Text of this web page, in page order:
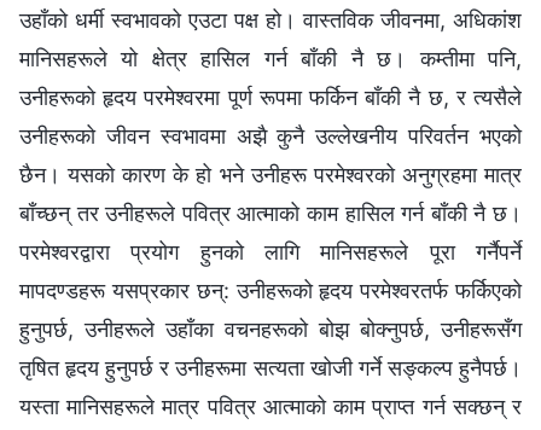
उहाँको धर्मी स्वभावको एउटा पक्ष हो। वास्तविक जीवनमा, अधिकांश
मानिसहरूले यो क्षेत्र हासिल गर्न बाँकी नै छ। कम्तीमा पनि,
उनीहरूको हृदय परमेश्‍वरमा पूर्ण रूपमा फर्किन बाँकी नै छ, र त्यसैले
उनीहरूको जीवन स्वभावमा अझै कुनै उल्लेखनीय परिवर्तन भएको
छैन। यसको कारण के हो भने उनीहरू परमेश्‍वरको अनुग्रहमा मात्र
बाँच्छन् तर उनीहरूले पवित्र आत्माको काम हासिल गर्न बाँकी नै छ।
परमेश्‍वरद्वारा प्रयोग हुनको लागि मानिसहरूले पूरा गर्नैपर्ने
मापदण्डहरू यसप्रकार छन्: उनीहरूको हृदय परमेश्‍वरतर्फ फर्किएको
हुनुपर्छ, उनीहरूले उहाँका वचनहरूको बोझ बोक्‍नुपर्छ, उनीहरूसँग
तृषित हृदय हुनुपर्छ र उनीहरूमा सत्यता खोजी गर्ने सङ्कल्प हुनैपर्छ।
यस्ता मानिसहरूले मात्र पवित्र आत्माको काम प्राप्त गर्न सक्छन् र